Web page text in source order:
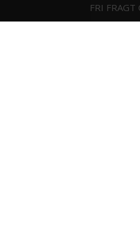
Mos Mosh - Harvey | Polo T-shirt Grape Leaf
DKK 600,-
FRI FRAGT
HURTIG